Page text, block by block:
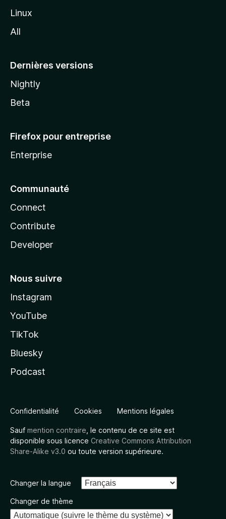
l
Linux
All
Dernières versions
Nightly
Beta
Firefox pour entreprise
Enterprise
Communauté
Connect
Contribute
Developer
Nous suivre
Instagram
YouTube
TikTok
Bluesky
Podcast
Confidentialité Cookies Mentions légales
Sauf mention contraire , le contenu de ce site est
disponible sous licence Creative Commons Attribution
Share-Alike v3.0 ou toute version supérieure.
Changer la langue
Changer de thème